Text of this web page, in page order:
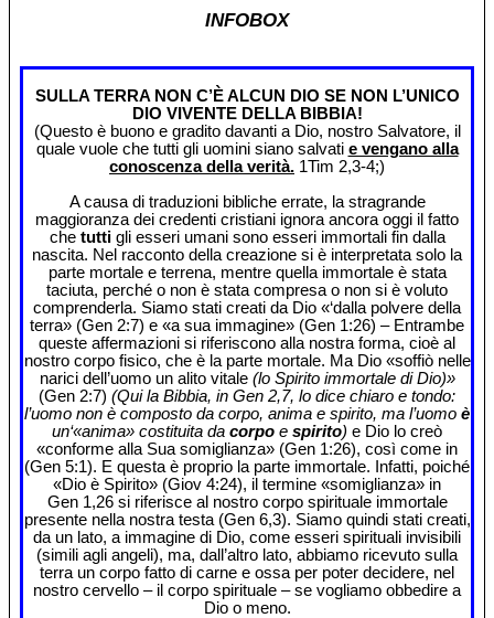
INFOBOX
SULLA TERRA NON C’È ALCUN DIO SE NON L’UNICO
DIO VIVENTE DELLA BIBBIA!
(Questo è buono e gradito davanti a Dio, nostro Salvatore, il
quale vuole che tutti gli uomini siano salvati e vengano alla
conoscenza della verità. 1Tim 2,3-4;)
A causa di traduzioni bibliche errate, la stragrande
maggioranza dei credenti cristiani ignora ancora oggi il fatto
che tuttigli esseri umani sono esseri immortali fin dalla
nascita. Nel racconto della creazione si è interpretata solo la
parte mortale e terrena, mentre quella immortale è stata
taciuta, perché o non è stata compresa o non si è voluto
comprenderla. Siamo stati creati da Dio «‘dalla polvere della
terra» (Gen 2:7) e «a sua immagine» (Gen 1:26) – Entrambe
queste affermazioni si riferiscono alla nostra forma, cioè al
nostro corpo fisico, che è la parte mortale. Ma Dio «soffiò nelle
narici dell’uomo un alito vitale (lo Spirito immortale di Dio)»
(Gen 2:7) (Qui la Bibbia, in Gen 2,7, lo dice chiaro e tondo:
l’uomo non è composto da corpo, anima e spirito, ma l’uomo è
un‘«anima» costituita da corpo e spirito) e Dio lo creò
«conforme alla Sua somiglianza» (Gen 1:26), così come in
(Gen 5:1). E questa è proprio la parte immortale. Infatti, poiché
«Dio è Spirito» (Giov 4:24), il termine «somiglianza» in
Gen 1,26 si riferisce al nostro corpo spirituale immortale
presente nella nostra testa (Gen 6,3). Siamo quindi stati creati,
da un lato, a immagine di Dio, come esseri spirituali invisibili
(simili agli angeli), ma, dall’altro lato, abbiamo ricevuto sulla
terra un corpo fatto di carne e ossa per poter decidere, nel
nostro cervello – il corpo spirituale – se vogliamo obbedire a
Dio o meno.